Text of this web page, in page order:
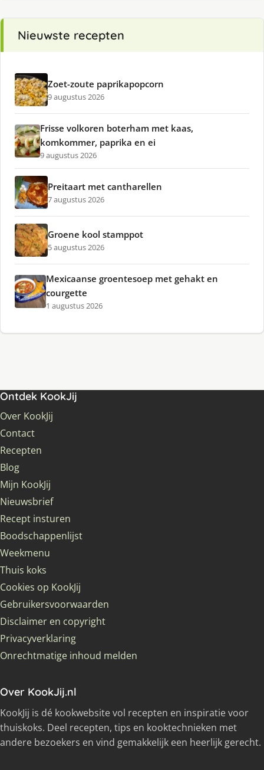
Nieuwste recepten
Zoet-zoute paprikapopcorn
9 augustus 2026
Frisse volkoren boterham met kaas,
komkommer, paprika en ei
9 augustus 2026
Preitaart met cantharellen
7 augustus 2026
Groene kool stamppot
5 augustus 2026
Mexicaanse groentesoep met gehakt en
courgette
1 augustus 2026
Ontdek KookJij
Over KookJij
Contact
Recepten
Blog
Mijn KookJij
Nieuwsbrief
Recept insturen
Boodschappenlijst
Weekmenu
Thuis koks
Cookies op KookJij
Gebruikersvoorwaarden
Disclaimer en copyright
Privacyverklaring
Onrechtmatige inhoud melden
Over KookJij.nl
KookJij is dé kookwebsite vol recepten en inspiratie voor
thuiskoks. Deel recepten, tips en kooktechnieken met
andere bezoekers en vind gemakkelijk een heerlijk gerecht.